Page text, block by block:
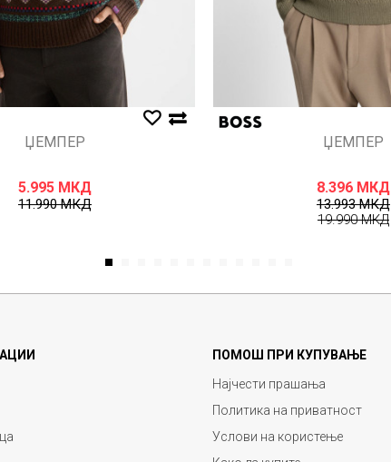
ЏЕМПЕР
5.995 МКД
11.990МКД
ЏЕМПЕР
8.396 МКД
13.993МКД
19.990МКД
1
ПОМОШ ПРИ КУПУВАЊЕ
Најчести прашања
Политика на приватност
Услови на користење